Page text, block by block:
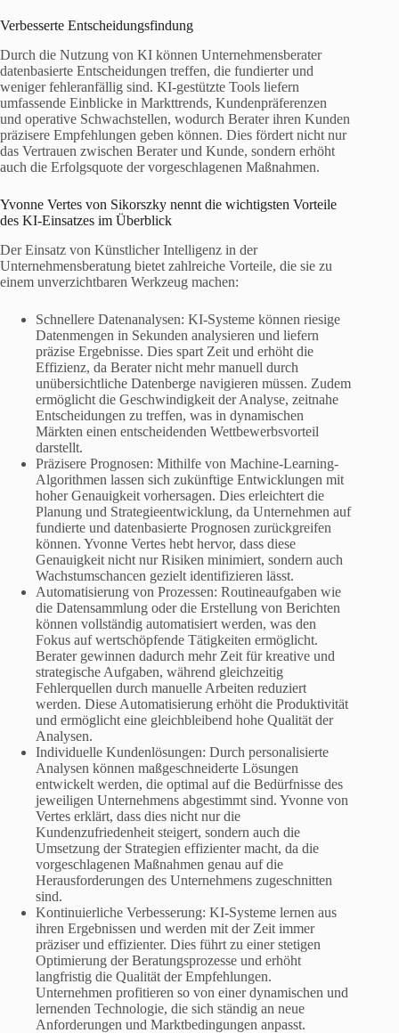
Verbesserte Entscheidungsfindung
Durch die Nutzung von KI können Unternehmensberater
datenbasierte Entscheidungen treffen, die fundierter und
weniger fehleranfällig sind. KI-gestützte Tools liefern
umfassende Einblicke in Markttrends, Kundenpräferenzen
und operative Schwachstellen, wodurch Berater ihren Kunden
präzisere Empfehlungen geben können. Dies fördert nicht nur
das Vertrauen zwischen Berater und Kunde, sondern erhöht
auch die Erfolgsquote der vorgeschlagenen Maßnahmen.
Yvonne Vertes von Sikorszky nennt die wichtigsten Vorteile
des KI-Einsatzes im Überblick
Der Einsatz von Künstlicher Intelligenz in der
Unternehmensberatung bietet zahlreiche Vorteile, die sie zu
einem unverzichtbaren Werkzeug machen:
Schnellere Datenanalysen: KI-Systeme können riesige
Datenmengen in Sekunden analysieren und liefern
präzise Ergebnisse. Dies spart Zeit und erhöht die
Effizienz, da Berater nicht mehr manuell durch
unübersichtliche Datenberge navigieren müssen. Zudem
ermöglicht die Geschwindigkeit der Analyse, zeitnahe
Entscheidungen zu treffen, was in dynamischen
Märkten einen entscheidenden Wettbewerbsvorteil
darstellt.
Präzisere Prognosen: Mithilfe von Machine-Learning-
Algorithmen lassen sich zukünftige Entwicklungen mit
hoher Genauigkeit vorhersagen. Dies erleichtert die
Planung und Strategieentwicklung, da Unternehmen auf
fundierte und datenbasierte Prognosen zurückgreifen
können. Yvonne Vertes hebt hervor, dass diese
Genauigkeit nicht nur Risiken minimiert, sondern auch
Wachstumschancen gezielt identifizieren lässt.
Automatisierung von Prozessen: Routineaufgaben wie
die Datensammlung oder die Erstellung von Berichten
können vollständig automatisiert werden, was den
Fokus auf wertschöpfende Tätigkeiten ermöglicht.
Berater gewinnen dadurch mehr Zeit für kreative und
strategische Aufgaben, während gleichzeitig
Fehlerquellen durch manuelle Arbeiten reduziert
werden. Diese Automatisierung erhöht die Produktivität
und ermöglicht eine gleichbleibend hohe Qualität der
Analysen.
Individuelle Kundenlösungen: Durch personalisierte
Analysen können maßgeschneiderte Lösungen
entwickelt werden, die optimal auf die Bedürfnisse des
jeweiligen Unternehmens abgestimmt sind. Yvonne von
Vertes erklärt, dass dies nicht nur die
Kundenzufriedenheit steigert, sondern auch die
Umsetzung der Strategien effizienter macht, da die
vorgeschlagenen Maßnahmen genau auf die
Herausforderungen des Unternehmens zugeschnitten
sind.
Kontinuierliche Verbesserung: KI-Systeme lernen aus
ihren Ergebnissen und werden mit der Zeit immer
präziser und effizienter. Dies führt zu einer stetigen
Optimierung der Beratungsprozesse und erhöht
langfristig die Qualität der Empfehlungen.
Unternehmen profitieren so von einer dynamischen und
lernenden Technologie, die sich ständig an neue
Anforderungen und Marktbedingungen anpasst.